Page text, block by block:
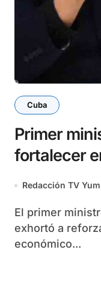
Cuba
Primer
fortalecer
delito
Redacción TV
El primer ministro de Cuba, Manuel Marrero,
exhortó a
económico...